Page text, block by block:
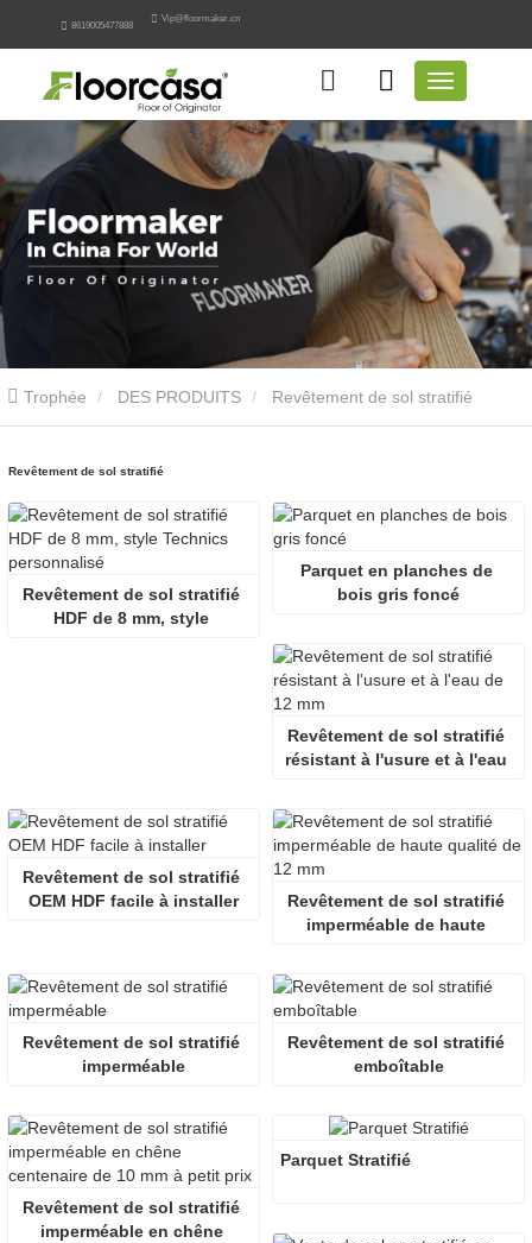
8619005477888
Vip@floormaker.cn
Trophée DES PRODUITS Revêtement de sol stratifié
Revêtement de sol stratifié
Revêtement de sol stratifié
HDF de 8 mm, style
Parquet en planches de
bois gris foncé
Revêtement de sol stratifié
résistant à l'usure et à l'eau
Revêtement de sol stratifié
OEM HDF facile à installer
Revêtement de sol stratifié
imperméable de haute
Revêtement de sol stratifié
imperméable
Revêtement de sol stratifié
emboîtable
Revêtement de sol stratifié
imperméable en chêne
Parquet Stratifié